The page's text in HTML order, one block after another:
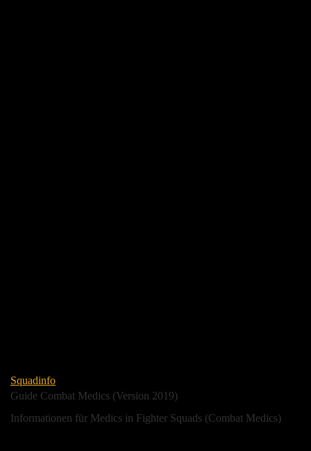
Squadinfo
Guide Combat Medics (Version 2019)
Informationen für Medics in Fighter Squads (Combat Medics)